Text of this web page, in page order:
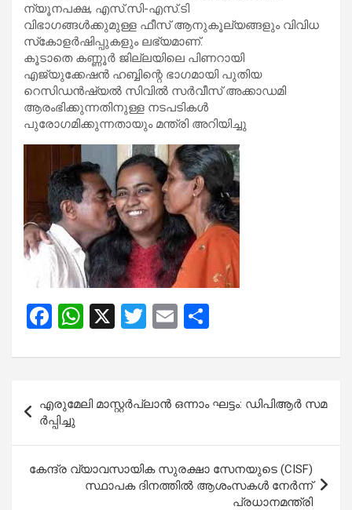
ന്യൂനപക്ഷ, എസ്.സി-എസ്.ടി
വിഭാഗങ്ങൾക്കുമുള്ള ഫീസ് ആനുകൂല്യങ്ങളും വിവിധ
സ്‌കോളർഷിപ്പുകളും ലഭ്യമാണ്.
കൂടാതെ കണ്ണൂർ ജില്ലയിലെ പിണറായി
എജ്യുക്കേഷൻ ഹബ്ബിന്റെ ഭാഗമായി പുതിയ
റെസിഡൻഷ്യൽ സിവിൽ സർവീസ് അക്കാഡമി
ആരംഭിക്കുന്നതിനുള്ള നടപടികൾ
പുരോഗമിക്കുന്നതായും മന്ത്രി അറിയിച്ചു
F
ce
o
o
k
W
at
s
A
p
p
X
T
tt
er
E
ail ar
navigation
എ​രു​മേ​ലി മാ​സ്റ്റ​ർപ്ലാ​ൻ ഒ​ന്നാം ഘ​ട്ടം: ഡി​പി​ആ​ർ സ​മ​
ർ​പ്പി​ച്ചു
കേന്ദ്ര വ്യാവസായിക സുരക്ഷാ സേനയുടെ (CISF)
സ്ഥാപക ദിനത്തിൽ ആശംസകൾ നേർന്ന്
പ്രധാനമന്ത്രി